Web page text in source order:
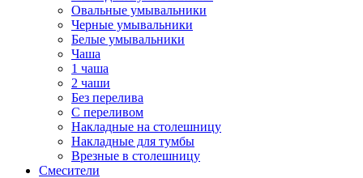
Овальные умывальники
Черные умывальники
Белые умывальники
Чаша
1 чаша
2 чаши
Без перелива
С переливом
Накладные на столешницу
Накладные для тумбы
Врезные в столешницу
Смесители